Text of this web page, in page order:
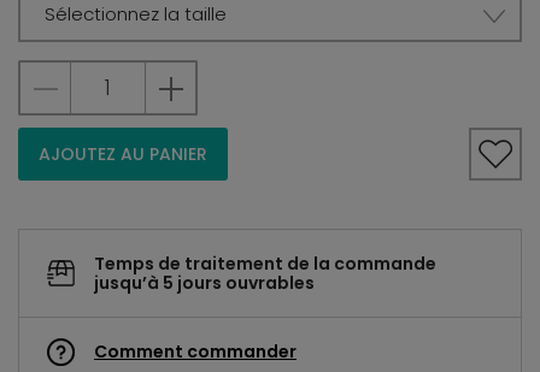
Sélectionnez la taille
AJOUTEZ AU PANIER
Temps de traitement de la commande
jusqu’à 5 jours ouvrables
Comment commander